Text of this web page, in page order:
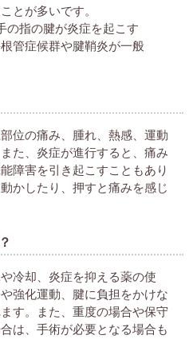
とが多いです。
の指の腱が炎症を起こす
管症候群や腱鞘炎が一般
位の痛み、腫れ、熱感、運動
た、炎症が進行すると、痛み
障害を引き起こすこともあり
かしたり、押すと痛みを感じ
冷却、炎症を抑える薬の使
強化運動、腱に負担をかけな
す。また、重度の場合や保守
は、手術が必要となる場合も